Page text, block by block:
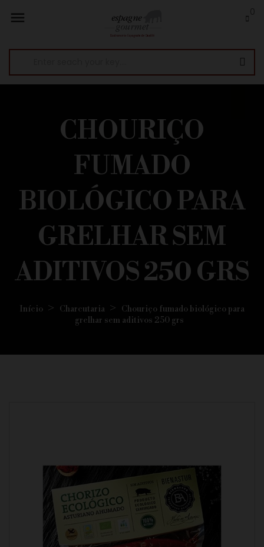

CHOURIÇO
FUMADO
BIOLÓGICO PARA
GRELHAR SEM
ADITIVOS 250 GRS
Início Charcutaria
Chouriço fumado biológico para
grelhar sem aditivos 250 grs